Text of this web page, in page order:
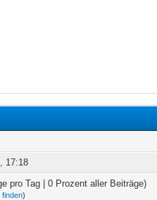
17:18
pro Tag | 0 Prozent aller Beiträge)
finden)